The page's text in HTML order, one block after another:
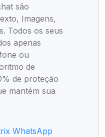
são
Imagens,
Todos os seus
apenas
ou
de
de proteção
mantém sua
WhatsApp